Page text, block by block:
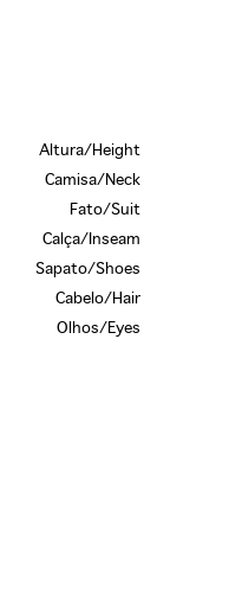
Altura/Height
Camisa/Neck
Fato/Suit
Calça/Inseam
Sapato/Shoes
Cabelo/Hair
Olhos/Eyes